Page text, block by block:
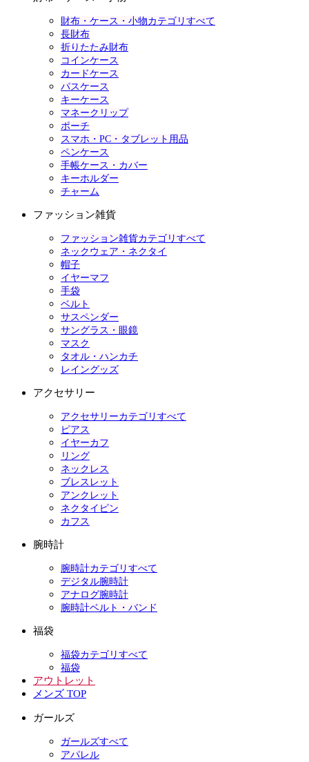
財布・ケース・小物カテゴリすべて
長財布
折りたたみ財布
コインケース
カードケース
パスケース
キーケース
マネークリップ
ポーチ
スマホ・PC・タブレット用品
ペンケース
手帳ケース・カバー
キーホルダー
チャーム
ファッション雑貨
ファッション雑貨カテゴリすべて
ネックウェア・ネクタイ
帽子
イヤーマフ
手袋
ベルト
サスペンダー
サングラス・眼鏡
マスク
タオル・ハンカチ
レイングッズ
アクセサリー
アクセサリーカテゴリすべて
ピアス
イヤーカフ
リング
ネックレス
ブレスレット
アンクレット
ネクタイピン
カフス
腕時計
腕時計カテゴリすべて
デジタル腕時計
アナログ腕時計
腕時計ベルト・バンド
福袋
福袋カテゴリすべて
福袋
アウトレット
メンズ TOP
ガールズ
ガールズすべて
アパレル